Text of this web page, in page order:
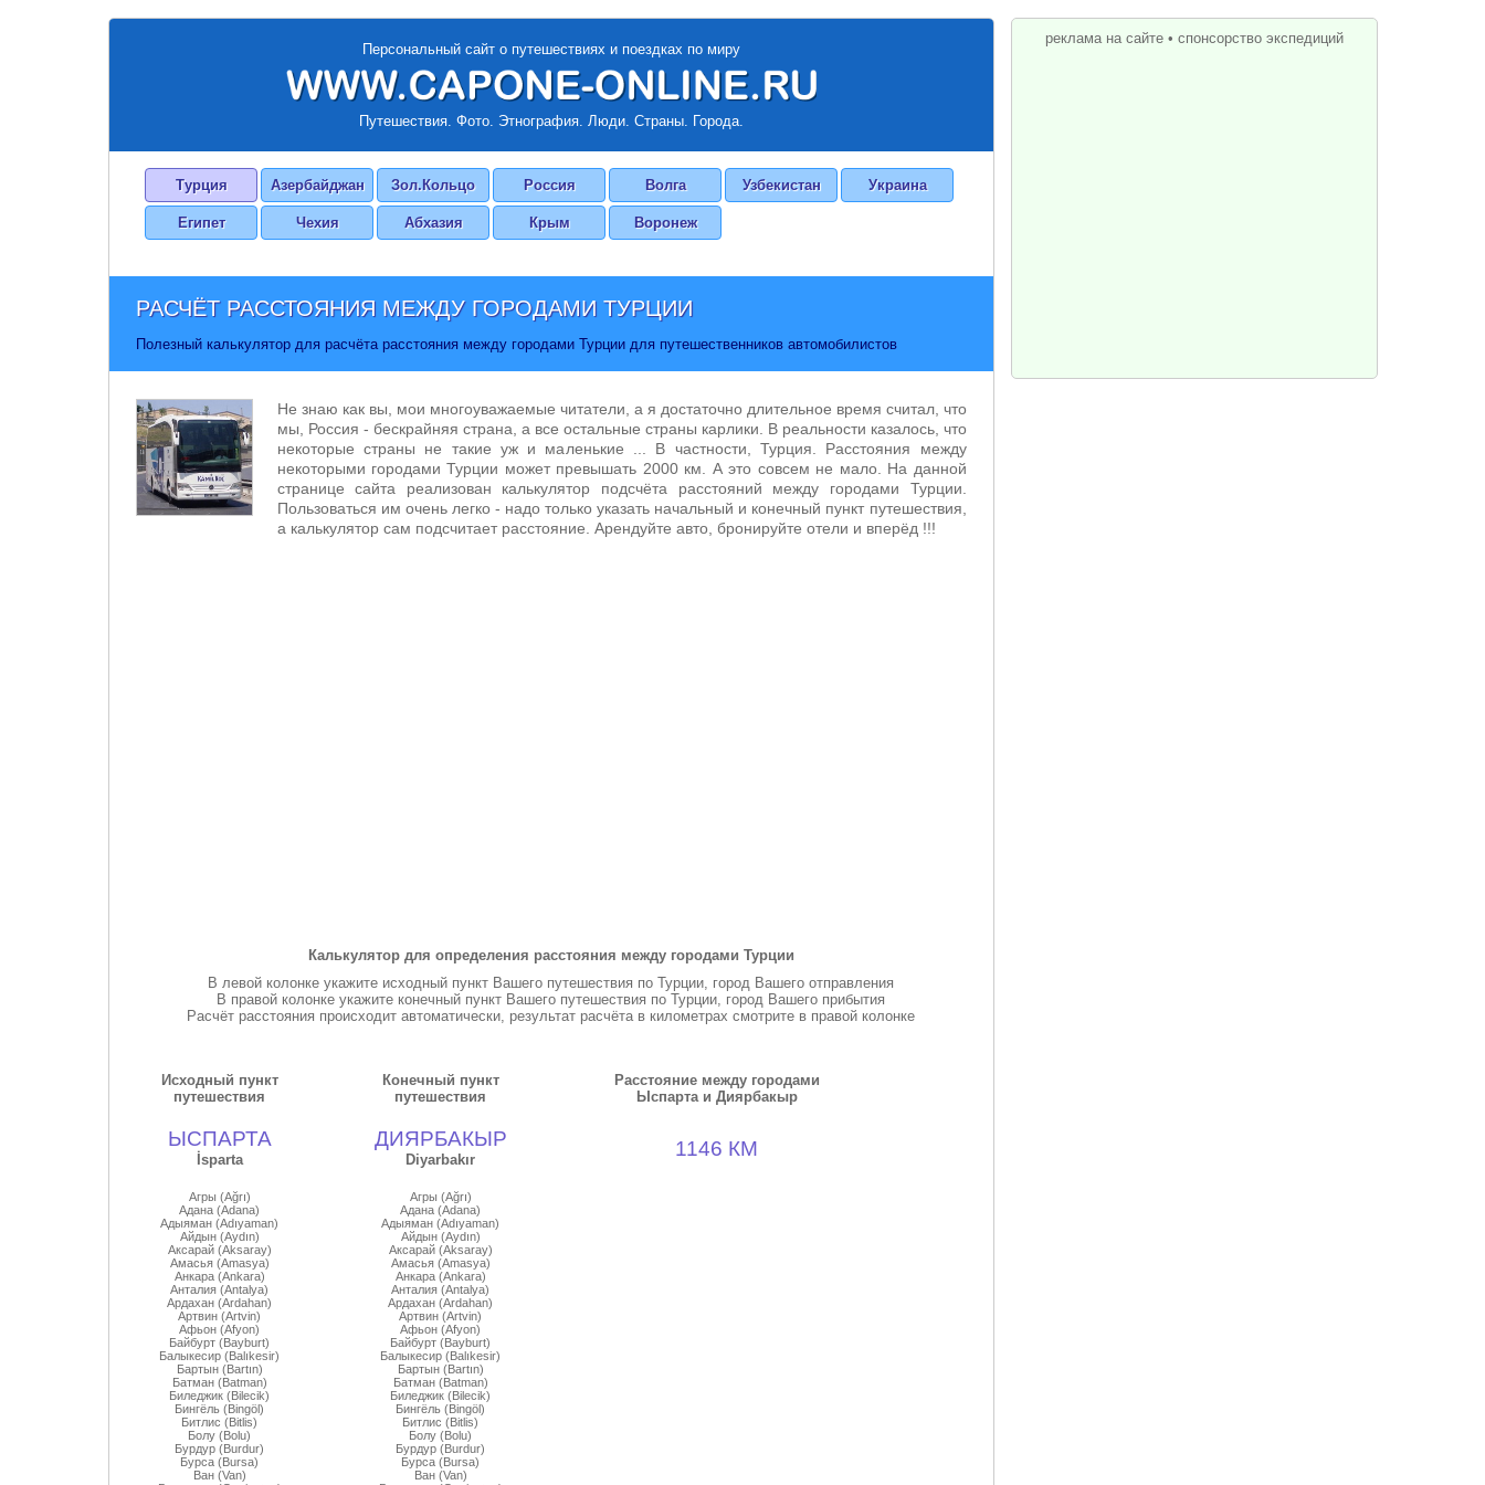
Персональный сайт о путешествиях и поездках по миру
Путешествия. Фото. Этнография. Люди. Страны. Города.
Турция Азербайджан Зол.Кольцо Россия Волга Узбекистан Украина
Египет Чехия Абхазия Крым Воронеж
РАСЧЁТ РАССТОЯНИЯ МЕЖДУ ГОРОДАМИ ТУРЦИИ
Полезный калькулятор для расчёта расстояния между городами Турции для путешественников автомобилистов
Не знаю как вы, мои многоуважаемые читатели, а я достаточно длительное время считал, что
мы, Россия - бескрайняя страна, а все остальные страны карлики. В реальности казалось, что
некоторые страны не такие уж и маленькие ... В частности, Турция. Расстояния между
некоторыми городами Турции может превышать 2000 км. А это совсем не мало. На данной
странице сайта реализован калькулятор подсчёта расстояний между городами Турции.
Пользоваться им очень легко - надо только указать начальный и конечный пункт путешествия,
а калькулятор сам подсчитает расстояние. Арендуйте авто, бронируйте отели и вперёд !!!
Калькулятор для определения расстояния между городами Турции
В левой колонке укажите исходный пункт Вашего путешествия по Турции, город Вашего отправления
В правой колонке укажите конечный пункт Вашего путешествия по Турции, город Вашего прибытия
Расчёт расстояния происходит автоматически, результат расчёта в километрах смотрите в правой колонке
Исходный пункт
путешествия
ЫСПАРТА
İsparta
Конечный пункт
путешествия
ДИЯРБАКЫР
Diyarbakır
Расстояние между городами
Ыспарта и Диярбакыр
1146 КМ
Агры (Ağrı)
Адана (Adana)
Адыяман (Adıyaman)
Айдын (Aydın)
Аксарай (Aksaray)
Амасья (Amasya)
Анкара (Ankara)
Анталия (Antalya)
Ардахан (Ardahan)
Артвин (Artvin)
Афьон (Afyon)
Байбурт (Bayburt)
Балыкесир (Balıkesir)
Бартын (Bartın)
Батман (Batman)
Биледжик (Bilecik)
Бингёль (Bingöl)
Битлис (Bitlis)
Болу (Bolu)
Бурдур (Burdur)
Бурса (Bursa)
Ван (Van)
Агры (Ağrı)
Адана (Adana)
Адыяман (Adıyaman)
Айдын (Aydın)
Аксарай (Aksaray)
Амасья (Amasya)
Анкара (Ankara)
Анталия (Antalya)
Ардахан (Ardahan)
Артвин (Artvin)
Афьон (Afyon)
Байбурт (Bayburt)
Балыкесир (Balıkesir)
Бартын (Bartın)
Батман (Batman)
Биледжик (Bilecik)
Бингёль (Bingöl)
Битлис (Bitlis)
Болу (Bolu)
Бурдур (Burdur)
Бурса (Bursa)
Ван (Van)
реклама на сайте• спонсорство экспедиций